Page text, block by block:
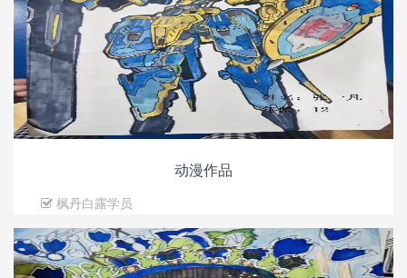
动漫作品
枫丹白露学员